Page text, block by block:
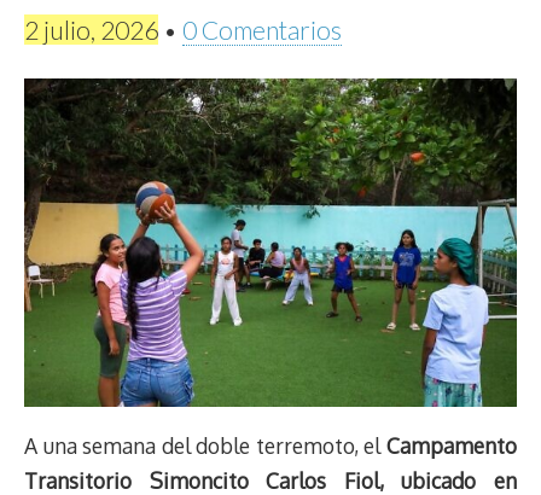
2 julio, 2026 • 0 Comentarios
A una semana del doble terremoto, elCampamento
Transitorio Simoncito Carlos Fiol, ubicado en